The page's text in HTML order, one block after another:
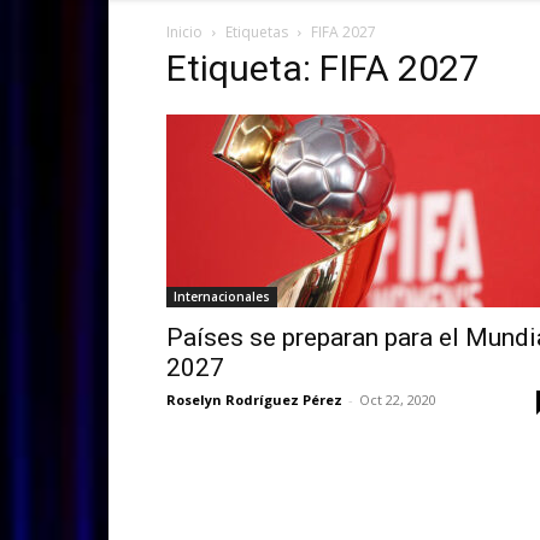
Inicio Etiquetas FIFA 2027
Etiqueta: FIFA 2027
Internacionales
Países se preparan para el
2027
Roselyn Rodríguez Pérez - Oct 22, 2020